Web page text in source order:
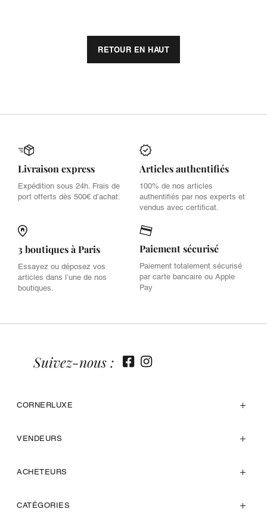
RETOUR EN HAUT
Livraison express
Expédition sous 24h. Frais de
port offerts dès 500€ d’achat.
Articles authentifiés
100% de nos articles
authentifiés par nos experts et
vendus avec certificat.
3 boutiques à Paris
Essayez ou déposez vos
articles dans l’une de nos
boutiques.
Paiement sécurisé
Paiement totalement sécurisé
par carte bancaire ou Apple
Pay
CORNERLUXE
VENDEURS
ACHETEURS
CATÉGORIES
Suivez-nous :